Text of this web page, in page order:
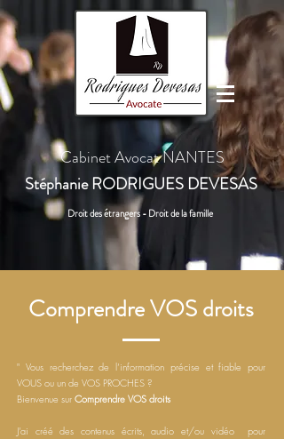
Cabinet Avocat NANTES
StéphanieRODRIGUES DEVESAS
Droit des étrangers - Droit de la famille
Comprendre VOS droits
" Vous recherchez de l’information précise et fiable pour
VOUS ou un de VOS PROCHES ?
Bienvenue sur Comprendre VOS droits
J’ai créé des contenus écrits, audio et/ou vidéo pour